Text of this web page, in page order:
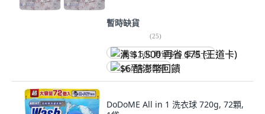
暫時缺貨
(25)
满 $1,500 再省 $75 (王道卡)
$6 酷澎幣回饋
DoDoME All in 1 洗衣球 720g, 72顆,